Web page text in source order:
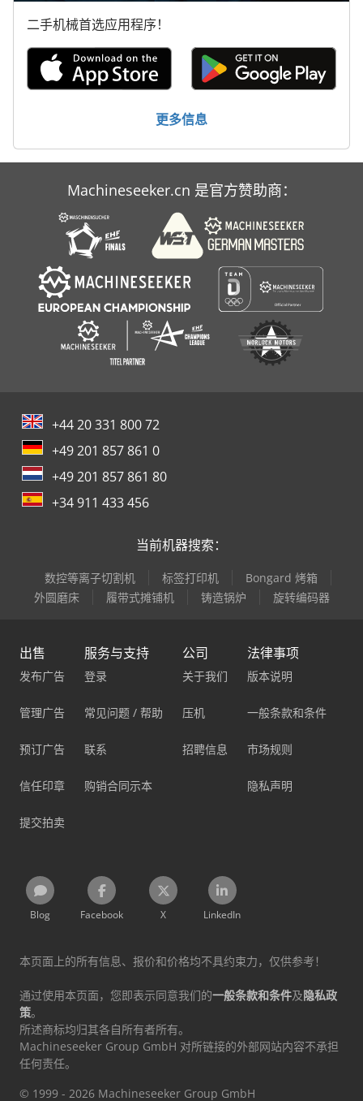
二手机械首选应用程序！
更多信息
Machineseeker.cn 是官方赞助商：
+44 20 331 800 72
+49 201 857 861 0
+49 201 857 861 80
+34 911 433 456
当前机器搜索：
数控等离子切割机 标签打印机
Bongard 烤箱
外圆磨床
履带式摊铺机 铸造锅炉 旋转编码器
出售
发布广告
管理广告
预订广告
信任印章
提交拍卖
服务与支持
登录
常见问题 / 帮助
联系
购销合同示本
公司
关于我们
压机
招聘信息
法律事项
版本说明
一般条款和条件
市场规则
隐私声明
Blog Facebook X LinkedIn
本页面上的所有信息、报价和价格均不具约束力，仅供参考！
通过使用本页面，您即表示同意我们的一般条款和条件及隐私政
策。
所述商标均归其各自所有者所有。
Machineseeker Group GmbH 对所链接的外部网站内容不承担
任何责任。
© 1999 - 2026 Machineseeker Group GmbH